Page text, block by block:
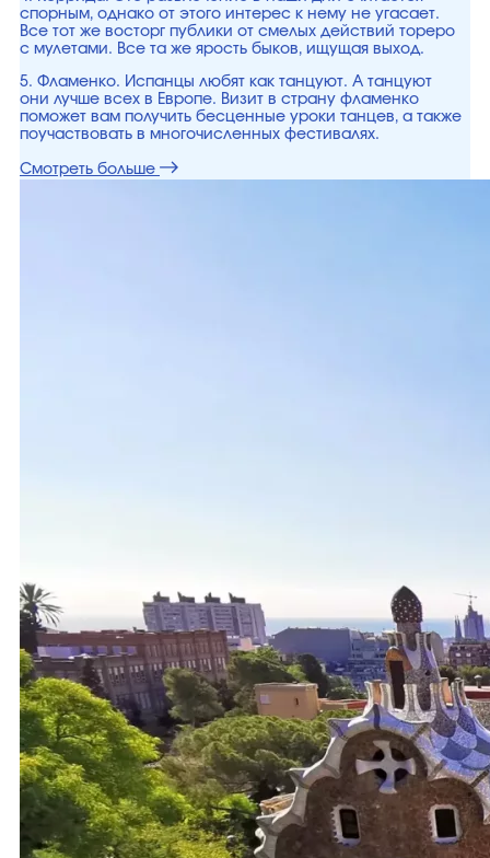
спорным, однако от этого интерес к нему не угасает.
Все тот же восторг публики от смелых действий тореро
с мулетами. Все та же ярость быков, ищущая выход.
5. Фламенко. Испанцы любят как танцуют. А танцуют
они лучше всех в Европе. Визит в страну фламенко
поможет вам получить бесценные уроки танцев, а также
поучаствовать в многочисленных фестивалях.
Смотреть больше